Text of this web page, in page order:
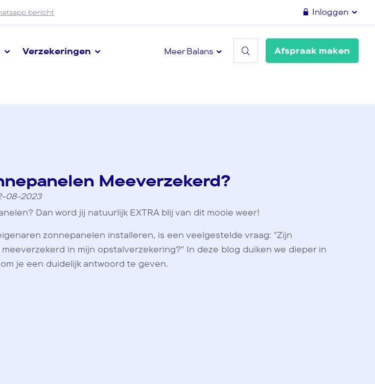
bericht Inloggen
Verzekeringen Afspraak maken
Meer Balans
Meeverzekerd?
08-2023
Dan word jij natuurlijk EXTRA blij van dit mooie weer!
zonnepanelen installeren, is een veelgestelde vraag: "Zijn
in mijn opstalverzekering?" In deze blog duiken we dieper in
je een duidelijk antwoord te geven.